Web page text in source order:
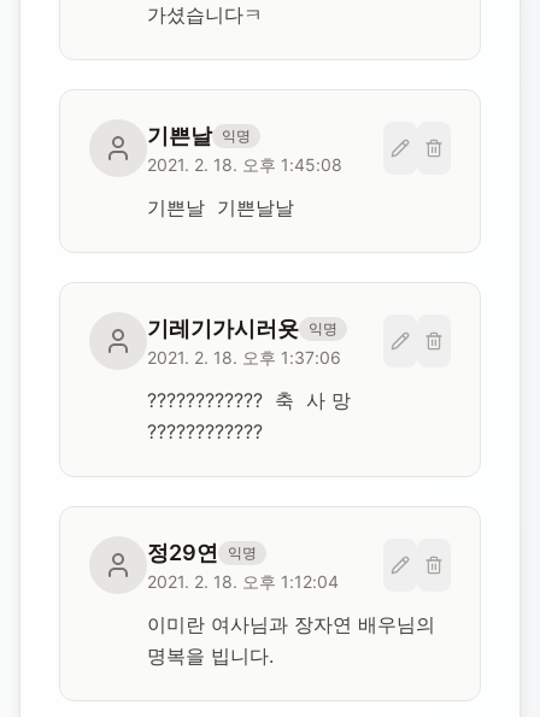
가셨습니다ㅋ
기쁜날 익명
2021. 2. 18. 오후 1:45:08
기쁜날  기쁜날날
기레기가시러욧 익명
2021. 2. 18. 오후 1:37:06
????????????  축  사 망
????????????
정29연 익명
2021. 2. 18. 오후 1:12:04
이미란 여사님과 장자연 배우님의
명복을 빕니다.